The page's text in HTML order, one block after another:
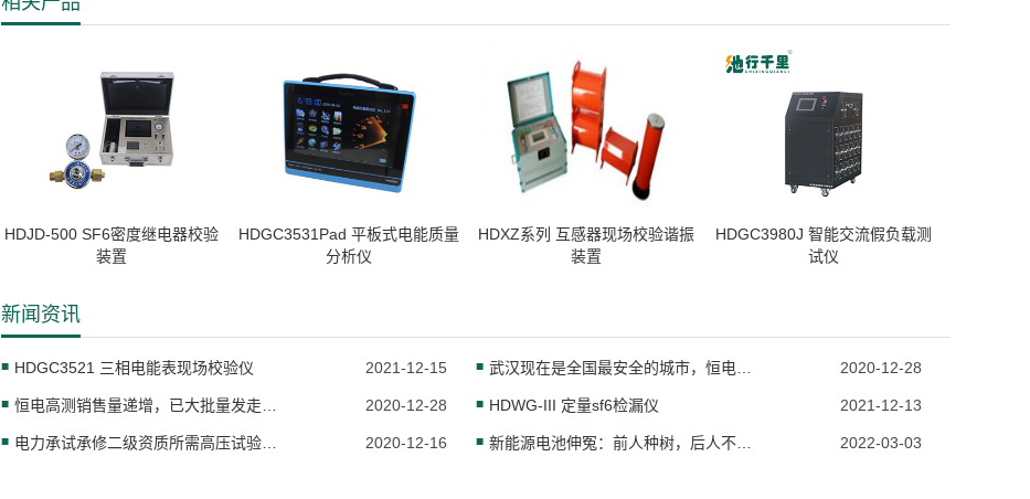
HDJD-500 SF6密度继电器校验
装置
HDGC3531Pad 平板式电能质量
分析仪
HDXZ系列 互感器现场校验谐振
装置
HDGC3980J 智能交流假负载测
试仪
新闻资讯
HDGC3521 三相电能表现场校验仪 2021-12-15 武汉现在是全国最安全的城市，恒电高测发货前先消毒后装箱 2020-12-28
2020-12-28 HDWG-III 定量sf6检漏仪 2021-12-13
2020-12-16 新能源电池伸冤：前人种树，后人不见得能乘凉！ 2022-03-03